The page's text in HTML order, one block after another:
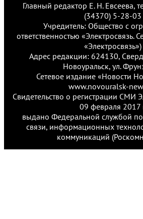
Главный редактор Е. Н. Евсеева,
(34370) 5-28-03
Учредитель: Общество с
ответственностью «Электросвязь.
«Электросвязь»)
Адрес редакции: 624130,
Новоуральск, ул.
Сетевое издание «Новости
www.novouralsk-
Свидетельство о регистрации
09 февраля 2017
выдано Федеральной службой
связи, информационных
коммуникаций